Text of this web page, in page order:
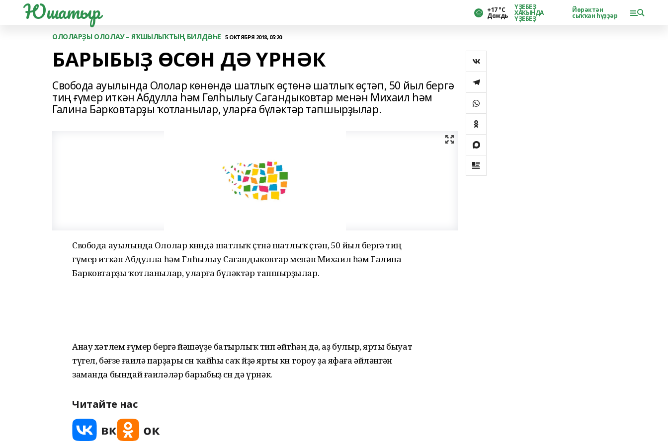
Юшатыр +17 °С
Дождь
ҮҘЕБЕҘ
ХАҠЫНДА
ҮҘЕБЕҘ
Йөрәктән
сыҡҡан һүҙҙәр
ОЛОЛАРҘЫ ОЛОЛАУ – ЯҠШЫЛЫҠТЫҢ БИЛДӘҺЕ 5 ОКТЯБРЯ 2018, 05:20
БАРЫБЫҘ ӨСӨН ДӘ ҮРНӘК
Свобода ауылында Ололар көнөндә шатлыҡ өҫтөнә шатлыҡ өҫтәп, 50 йыл бергә
тиң ғүмер иткән Абдулла һәм Гөлһылыу Сагандыковтар менән Михаил һәм
Галина Барковтарҙы ҡотланылар, уларға бүләктәр тапшырҙылар.
Свобода ауылында Ололар көнөндә шатлыҡ өҫтөнә шатлыҡ өҫтәп, 50 йыл бергә тиң
ғүмер иткән Абдулла һәм Гөлһылыу Сагандыковтар менән Михаил һәм Галина
Барковтарҙы ҡотланылар, уларға бүләктәр тапшырҙылар.
Анау хәтлем ғүмер бергә йәшәүҙе батырлыҡ тип әйтһәң дә, аҙ булыр, ярты быуат
түгел, бәғзе ғаилә парҙары өсөн ҡайһы саҡ өйҙә ярты көн тороу ҙа яфаға әйләнгән
заманда бындай ғаиләләр барыбыҙ өсөн дә үрнәк.
Читайте нас